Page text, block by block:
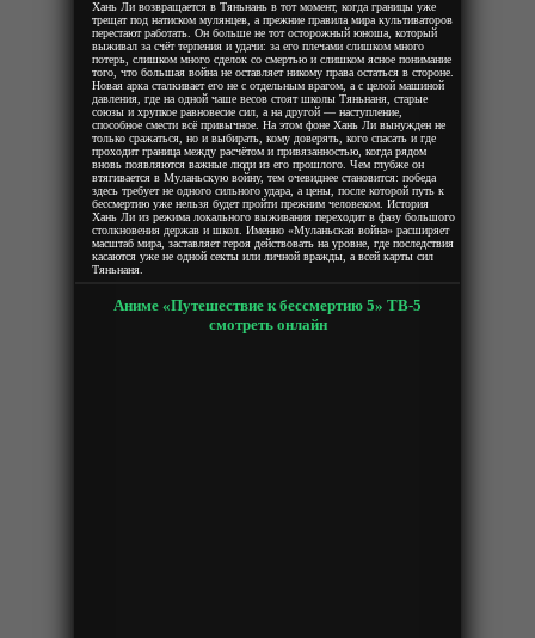
Хань Ли возвращается в Тяньнань в тот момент, когда границы уже
трещат под натиском мулянцев, а прежние правила мира культиваторов
перестают работать. Он больше не тот осторожный юноша, который
выживал за счёт терпения и удачи: за его плечами слишком много
потерь, слишком много сделок со смертью и слишком ясное понимание
того, что большая война не оставляет никому права остаться в стороне.
Новая арка сталкивает его не с отдельным врагом, а с целой машиной
давления, где на одной чаше весов стоят школы Тяньнаня, старые
союзы и хрупкое равновесие сил, а на другой — наступление,
способное смести всё привычное. На этом фоне Хань Ли вынужден не
только сражаться, но и выбирать, кому доверять, кого спасать и где
проходит граница между расчётом и привязанностью, когда рядом
вновь появляются важные люди из его прошлого. Чем глубже он
втягивается в Муланьскую войну, тем очевиднее становится: победа
здесь требует не одного сильного удара, а цены, после которой путь к
бессмертию уже нельзя будет пройти прежним человеком. История
Хань Ли из режима локального выживания переходит в фазу большого
столкновения держав и школ. Именно «Муланьская война» расширяет
масштаб мира, заставляет героя действовать на уровне, где последствия
касаются уже не одной секты или личной вражды, а всей карты сил
Тяньнаня.
Аниме «Путешествие к бессмертию 5» ТВ-5
смотреть онлайн